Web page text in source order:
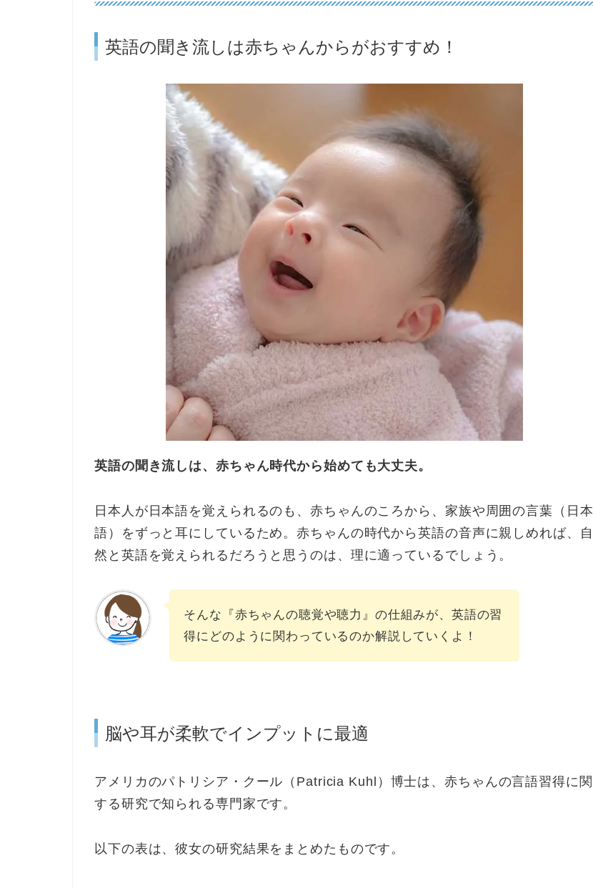
英語の聞き流しは赤ちゃんからがおすすめ！
英語の聞き流しは、赤ちゃん時代から始めても大丈夫。
日本人が日本語を覚えられるのも、赤ちゃんのころから、家族や周囲の言葉（日本
語）をずっと耳にしているため。赤ちゃんの時代から英語の音声に親しめれば、自
然と英語を覚えられるだろうと思うのは、理に適っているでしょう。
そんな『赤ちゃんの聴覚や聴力』の仕組みが、英語の習
得にどのように関わっているのか解説していくよ！
脳や耳が柔軟でインプットに最適
アメリカのパトリシア・クール（Patricia Kuhl）博士は、赤ちゃんの言語習得に関
する研究で知られる専門家です。
以下の表は、彼女の研究結果をまとめたものです。